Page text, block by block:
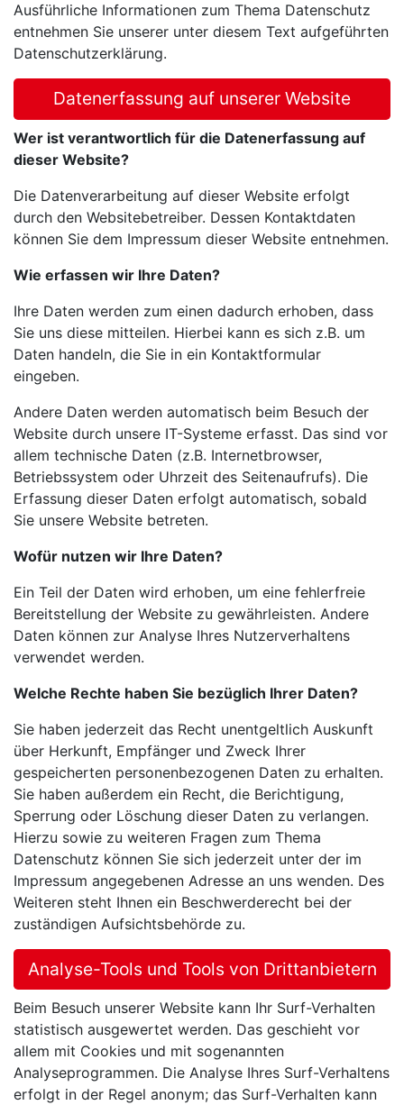
Ausführliche Informationen zum Thema Datenschutz
entnehmen Sie unserer unter diesem Text aufgeführten
Datenschutzerklärung.
Datenerfassung auf unserer Website
Wer ist verantwortlich für die Datenerfassung auf
dieser Website?
Die Datenverarbeitung auf dieser Website erfolgt
durch den Websitebetreiber. Dessen Kontaktdaten
können Sie dem Impressum dieser Website entnehmen.
Wie erfassen wir Ihre Daten?
Ihre Daten werden zum einen dadurch erhoben, dass
Sie uns diese mitteilen. Hierbei kann es sich z.B. um
Daten handeln, die Sie in ein Kontaktformular
eingeben.
Andere Daten werden automatisch beim Besuch der
Website durch unsere IT-Systeme erfasst. Das sind vor
allem technische Daten (z.B. Internetbrowser,
Betriebssystem oder Uhrzeit des Seitenaufrufs). Die
Erfassung dieser Daten erfolgt automatisch, sobald
Sie unsere Website betreten.
Wofür nutzen wir Ihre Daten?
Ein Teil der Daten wird erhoben, um eine fehlerfreie
Bereitstellung der Website zu gewährleisten. Andere
Daten können zur Analyse Ihres Nutzerverhaltens
verwendet werden.
Welche Rechte haben Sie bezüglich Ihrer Daten?
Sie haben jederzeit das Recht unentgeltlich Auskunft
über Herkunft, Empfänger und Zweck Ihrer
gespeicherten personenbezogenen Daten zu erhalten.
Sie haben außerdem ein Recht, die Berichtigung,
Sperrung oder Löschung dieser Daten zu verlangen.
Hierzu sowie zu weiteren Fragen zum Thema
Datenschutz können Sie sich jederzeit unter der im
Impressum angegebenen Adresse an uns wenden. Des
Weiteren steht Ihnen ein Beschwerderecht bei der
zuständigen Aufsichtsbehörde zu.
Analyse-Tools und Tools von Drittanbietern
Beim Besuch unserer Website kann Ihr Surf-Verhalten
statistisch ausgewertet werden. Das geschieht vor
allem mit Cookies und mit sogenannten
Analyseprogrammen. Die Analyse Ihres Surf-Verhaltens
erfolgt in der Regel anonym; das Surf-Verhalten kann